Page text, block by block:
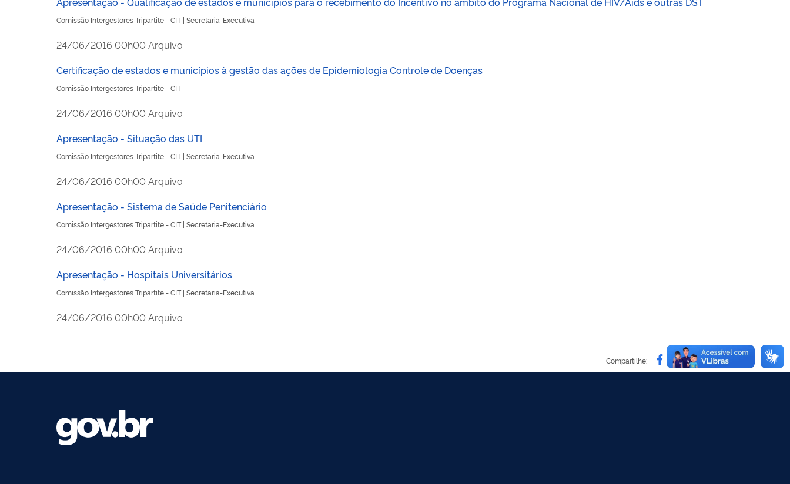
Comissão Intergestores Tripartite - CIT | Secretaria-Executiva
publicado
24/06/2016 00h00 Arquivo
Certificação de estados e municípios à gestão das ações de Epidemiologia Controle de Doenças
Comissão Intergestores Tripartite - CIT
publicado
24/06/2016 00h00 Arquivo
Apresentação - Situação das UTI
Comissão Intergestores Tripartite - CIT | Secretaria-Executiva
publicado
24/06/2016 00h00 Arquivo
Apresentação - Sistema de Saúde Penitenciário
Comissão Intergestores Tripartite - CIT | Secretaria-Executiva
publicado
24/06/2016 00h00 Arquivo
Apresentação - Hospitais Universitários
Comissão Intergestores Tripartite - CIT | Secretaria-Executiva
publicado
24/06/2016 00h00 Arquivo
Compartilhe: Compartilhe por
Compartilhe por
Compartilhe por
Compartilhe
link para